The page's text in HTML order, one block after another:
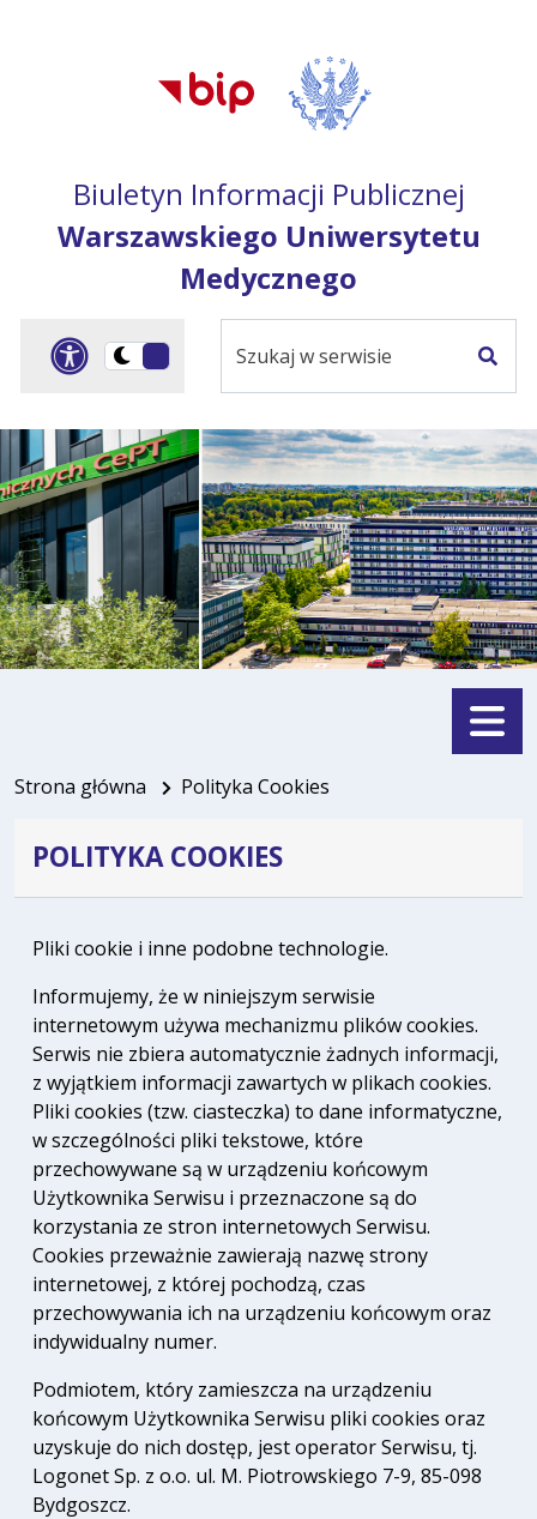
głównego menu
serwisu
Biuletyn Informacji Publicznej
Warszawskiego Uniwersytetu
Medycznego
Panel dostosowania
Przełącz
ciemną
serwisie
Menu
Strona główna Polityka Cookies
POLITYKA COOKIES
Pliki cookie i inne podobne technologie.
Informujemy, że w niniejszym serwisie
internetowym używa mechanizmu plików cookies.
Serwis nie zbiera automatycznie żadnych informacji,
z wyjątkiem informacji zawartych w plikach cookies.
Pliki cookies (tzw. ciasteczka) to dane informatyczne,
w szczególności pliki tekstowe, które
przechowywane są w urządzeniu końcowym
Użytkownika Serwisu i przeznaczone są do
korzystania ze stron internetowych Serwisu.
Cookies przeważnie zawierają nazwę strony
internetowej, z której pochodzą, czas
przechowywania ich na urządzeniu końcowym oraz
indywidualny numer.
Podmiotem, który zamieszcza na urządzeniu
końcowym Użytkownika Serwisu pliki cookies oraz
uzyskuje do nich dostęp, jest operator Serwisu, tj.
Logonet Sp. z o.o. ul. M. Piotrowskiego 7-9, 85-098
Bydgoszcz.